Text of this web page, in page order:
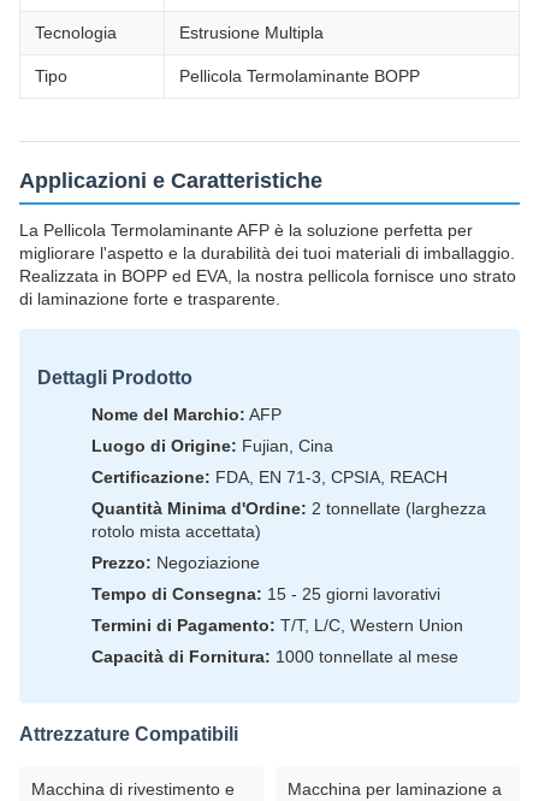
Tecnologia Estrusione Multipla
Tipo Pellicola Termolaminante BOPP
Applicazioni e Caratteristiche
La Pellicola Termolaminante AFP è la soluzione perfetta per
migliorare l'aspetto e la durabilità dei tuoi materiali di imballaggio.
Realizzata in BOPP ed EVA, la nostra pellicola fornisce uno strato
di laminazione forte e trasparente.
Dettagli Prodotto
Nome del Marchio: AFP
Luogo di Origine: Fujian, Cina
Certificazione: FDA, EN 71-3, CPSIA, REACH
Quantità Minima d'Ordine: 2 tonnellate (larghezza
rotolo mista accettata)
Prezzo: Negoziazione
Tempo di Consegna: 15 - 25 giorni lavorativi
Termini di Pagamento: T/T, L/C, Western Union
Capacità di Fornitura: 1000 tonnellate al mese
Attrezzature Compatibili
Macchina di rivestimento e
Macchina per laminazione a